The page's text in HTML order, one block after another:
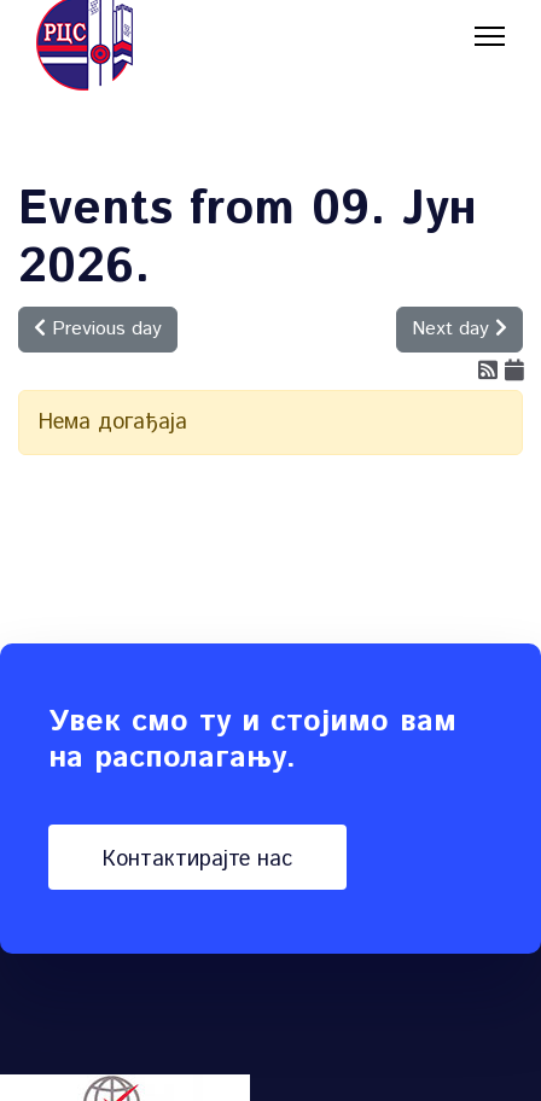
Events from 09. Јун
2026.
Previous day Next day
Нема догађаја
Увек смо ту и стојимо вам
на располагању.
контактирајте нас